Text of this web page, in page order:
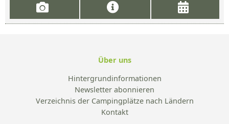
Über uns
Hintergrundinformationen
Newsletter abonnieren
Verzeichnis der Campingplätze nach Ländern
Kontakt